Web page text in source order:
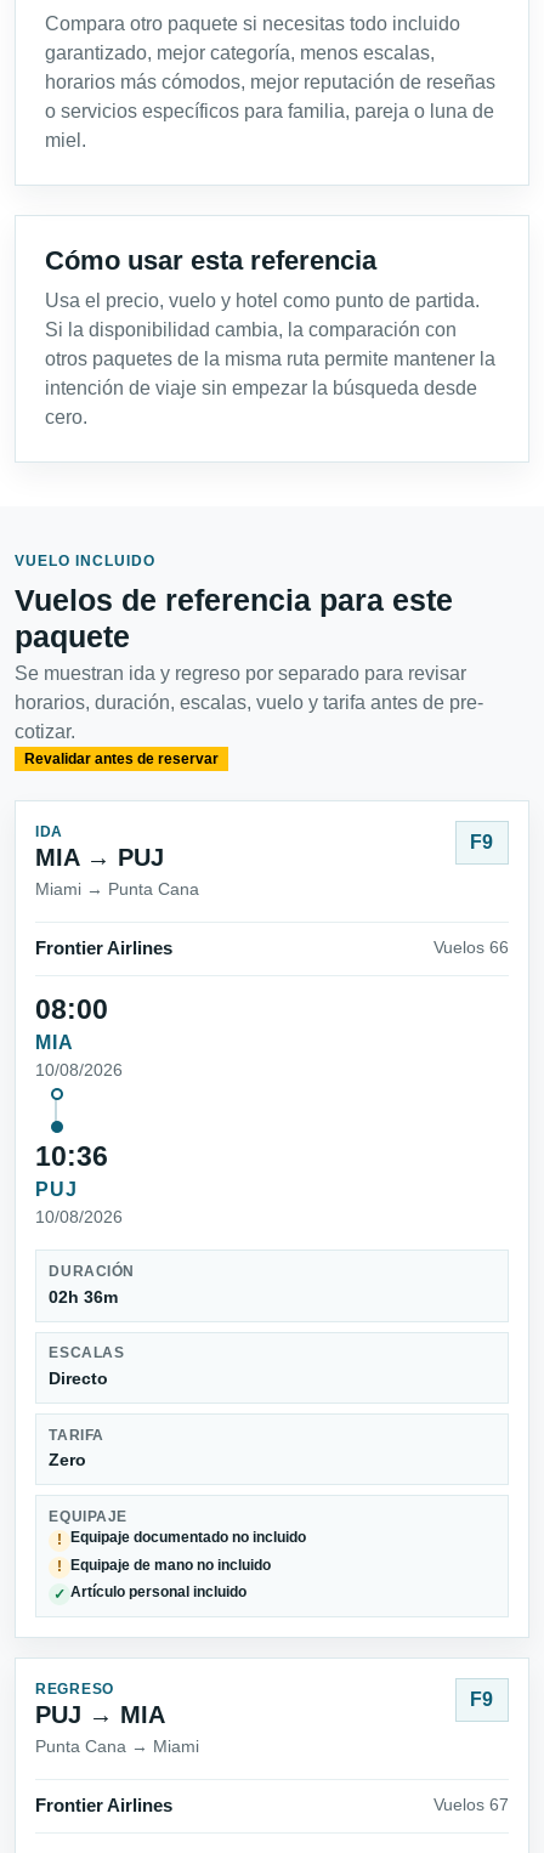
Compara otro paquete si necesitas todo incluido
garantizado, mejor categoría, menos escalas,
horarios más cómodos, mejor reputación de reseñas
o servicios específicos para familia, pareja o luna de
miel.
Cómo usar esta referencia
Usa el precio, vuelo y hotel como punto de partida.
Si la disponibilidad cambia, la comparación con
otros paquetes de la misma ruta permite mantener la
intención de viaje sin empezar la búsqueda desde
cero.
VUELO INCLUIDO
Vuelos de referencia para este
paquete
Se muestran ida y regreso por separado para revisar
horarios, duración, escalas, vuelo y tarifa antes de pre-
cotizar.
Revalidar antes de reservar
IDA
MIA → PUJ
Miami → Punta Cana
F9
Frontier Airlines Vuelos 66
08:00
MIA
10/08/2026
10:36
PUJ
10/08/2026
DURACIÓN
02h 36m
ESCALAS
Directo
TARIFA
Zero
EQUIPAJE
!
Equipaje documentado no incluido
! Equipaje de mano no incluido
✓ Artículo personal incluido
REGRESO
PUJ → MIA
Punta Cana → Miami
F9
Frontier Airlines Vuelos 67